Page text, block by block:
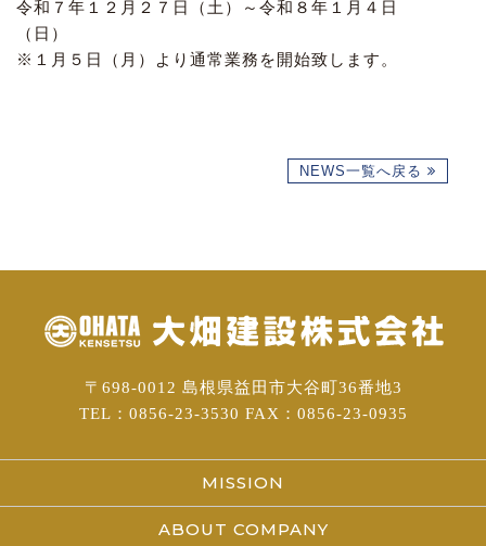
令和７年１２月２７日（土）～令和８年１月４日
（日）
※１月５日（月）より通常業務を開始致します。
NEWS一覧へ戻る
〒698-0012 島根県益田市大谷町36番地3
TEL：0856-23-3530 FAX：0856-23-0935
MISSION
ABOUT COMPANY